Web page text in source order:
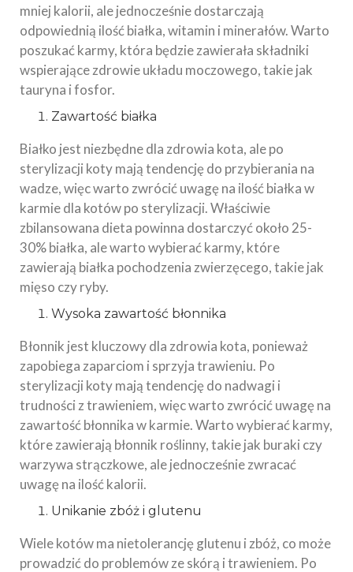
mniej kalorii, ale jednocześnie dostarczają
odpowiednią ilość białka, witamin i minerałów. Warto
poszukać karmy, która będzie zawierała składniki
wspierające zdrowie układu moczowego, takie jak
tauryna i fosfor.
Zawartość białka
Białko jest niezbędne dla zdrowia kota, ale po
sterylizacji koty mają tendencję do przybierania na
wadze, więc warto zwrócić uwagę na ilość białka w
karmie dla kotów po sterylizacji. Właściwie
zbilansowana dieta powinna dostarczyć około 25-
30% białka, ale warto wybierać karmy, które
zawierają białka pochodzenia zwierzęcego, takie jak
mięso czy ryby.
Wysoka zawartość błonnika
Błonnik jest kluczowy dla zdrowia kota, ponieważ
zapobiega zaparciom i sprzyja trawieniu. Po
sterylizacji koty mają tendencję do nadwagi i
trudności z trawieniem, więc warto zwrócić uwagę na
zawartość błonnika w karmie. Warto wybierać karmy,
które zawierają błonnik roślinny, takie jak buraki czy
warzywa strączkowe, ale jednocześnie zwracać
uwagę na ilość kalorii.
Unikanie zbóż i glutenu
Wiele kotów ma nietolerancję glutenu i zbóż, co może
prowadzić do problemów ze skórą i trawieniem. Po